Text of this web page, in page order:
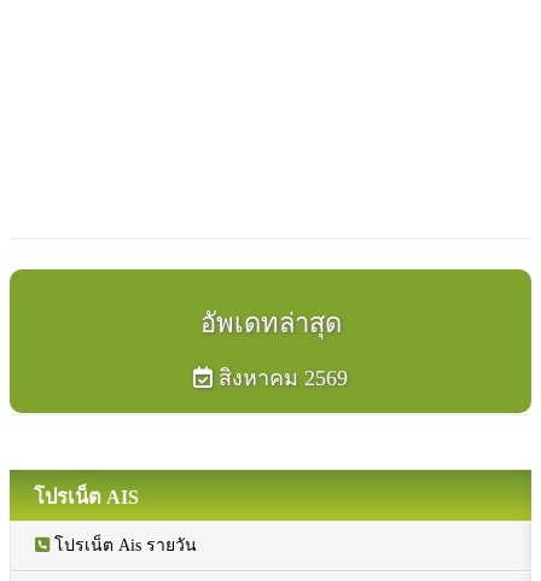
อัพเดทล่าสุด
สิงหาคม 2569
โปรเน็ต AIS
โปรเน็ต Ais รายวัน